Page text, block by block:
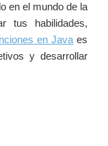
en el mundo de la
tus habilidades,
en Java es
y desarrollar